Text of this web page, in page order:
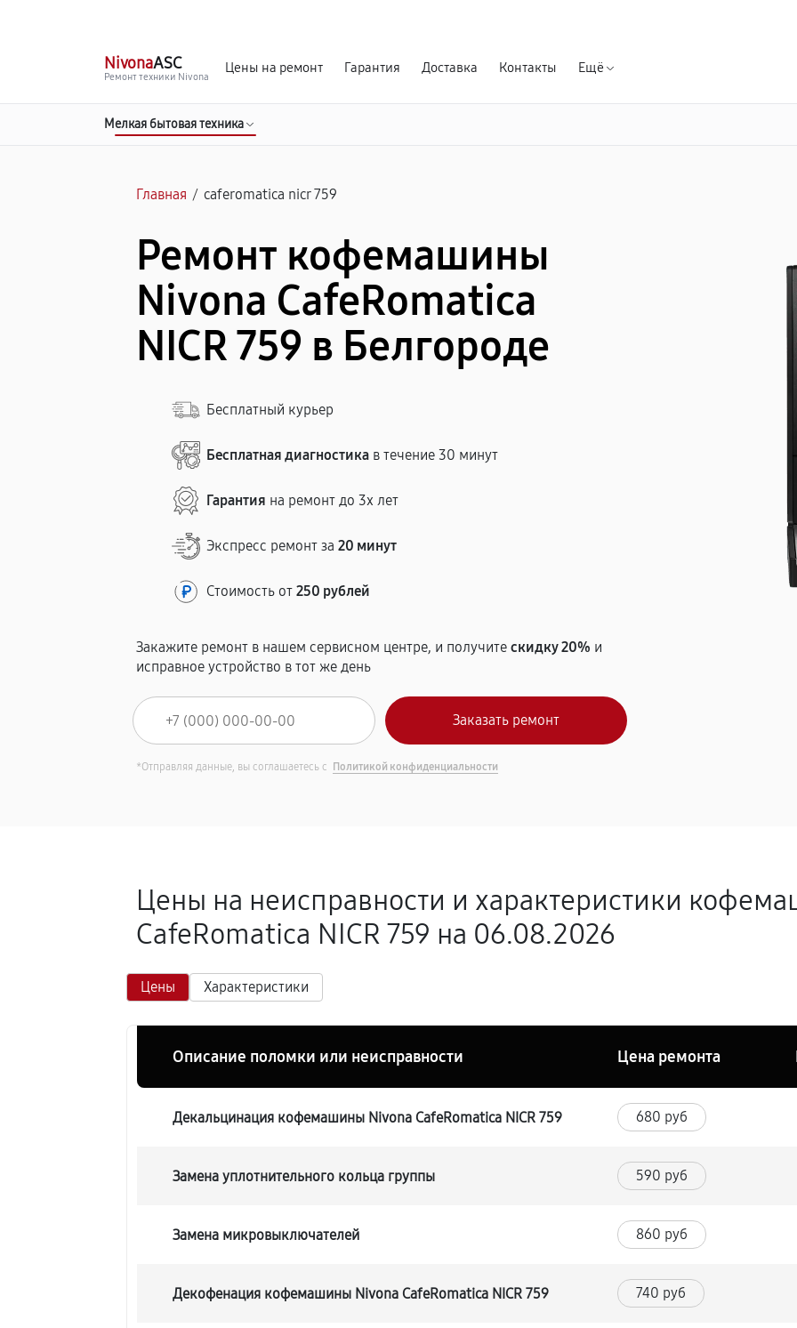
NivonaASC
Ремонт техники Nivona
Цены на ремонт Гарантия Доставка Контакты Ещё
Мелкая бытовая техника
Главная / caferomatica nicr 759
Ремонт кофемашины
Nivona CafeRomatica
NICR 759 в Белгороде
Бесплатный курьер
Бесплатная диагностика в течение 30 минут
Гарантия на ремонт до 3х лет
Экспресс ремонт за20 минут
Стоимость от250 рублей
Закажите ремонт в нашем сервисном центре, и получитескидку 20% и
исправное устройство в тот же день
*Отправляя данные, вы соглашаетесь с Политикой конфиденциальности
Цены на неисправности и характеристики
CafeRomatica NICR 759 на 06.08.2026
Цены Характеристики
Описание поломки или неисправности Цена ремонта
Декальцинация кофемашины Nivona CafeRomatica NICR 759 680 руб
Замена уплотнительного кольца группы 590 руб
Замена микровыключателей 860 руб
Декофенация кофемашины Nivona CafeRomatica NICR 759 740 руб